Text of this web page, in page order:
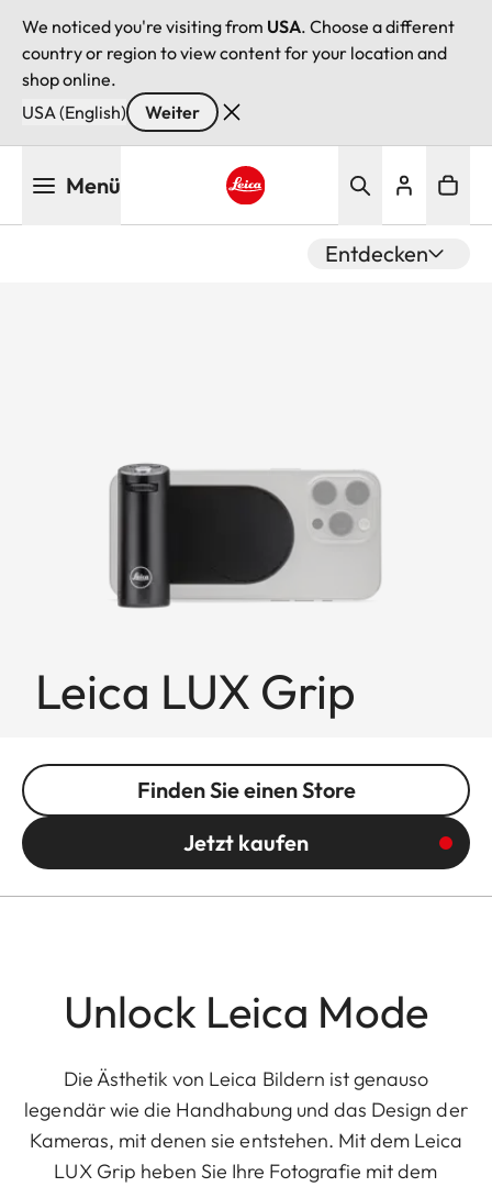
We noticed you're visiting from USA. Choose a different
country or region to view content for your location and
shop online.
USA (English)
Weiter
Menü
Entdecken
Leica LUX Grip
Finden Sie einen Store
Jetzt kaufen
Unlock Leica Mode
Die Ästhetik von Leica Bildern ist genauso
legendär wie die Handhabung und das Design der
Kameras, mit denen sie entstehen. Mit dem Leica
LUX Grip heben Sie Ihre Fotografie mit dem